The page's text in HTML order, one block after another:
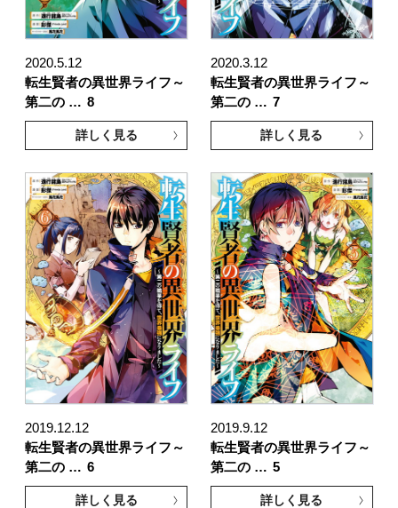
2020.5.12
転生賢者の異世界ライフ～
第二の … 8
詳しく見る
2020.3.12
転生賢者の異世界ライフ～
第二の … 7
詳しく見る
2019.12.12
転生賢者の異世界ライフ～
第二の … 6
詳しく見る
2019.9.12
転生賢者の異世界ライフ～
第二の … 5
詳しく見る